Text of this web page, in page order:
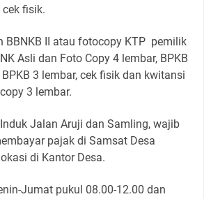
fisik.
BBNKB II atau fotocopy KTP pemilik
Asli dan Foto Copy 4 lembar, BPKB
3 lembar, cek fisik dan kwitansi
3 lembar.
Jalan Aruji dan Samling, wajib
pajak di Samsat Desa
di Kantor Desa.
Jumat pukul 08.00-12.00 dan